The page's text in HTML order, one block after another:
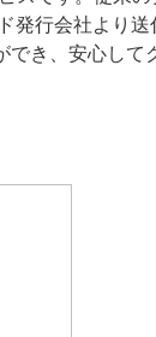
発行会社より送
き、安心して